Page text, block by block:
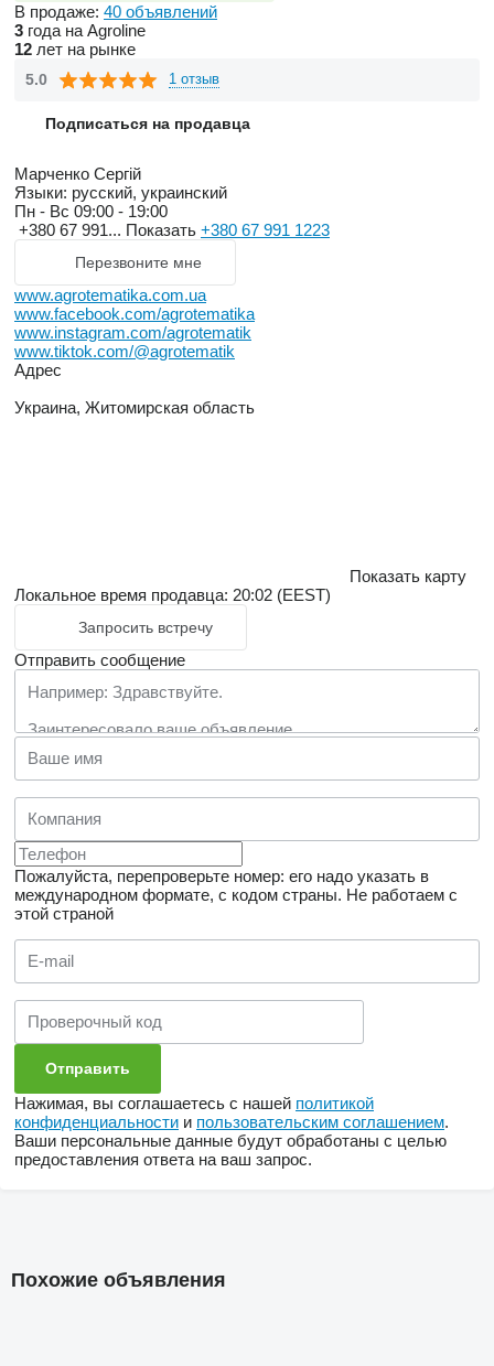
В продаже: 40 объявлений
3 года на Agroline
12 лет на рынке
5.0 1 отзыв
Подписаться на продавца
Марченко Сергій
Языки: русский, украинский
Пн - Вс 09:00 - 19:00
+380 67 991... Показать +380 67 991 1223
Перезвоните мне
www.agrotematika.com.ua
www.facebook.com/agrotematika
www.instagram.com/agrotematik
www.tiktok.com/@agrotematik
Адрес
Украина, Житомирская область
Показать карту
Локальное время продавца: 20:02 (EEST)
Запросить встречу
Отправить сообщение
Пожалуйста, перепроверьте номер: его надо указать в
международном формате, с кодом страны. Не работаем с
этой страной
Нажимая, вы соглашаетесь с нашей политикой
конфиденциальности и пользовательским соглашением.
Ваши персональные данные будут обработаны с целью
предоставления ответа на ваш запрос.
Похожие объявления